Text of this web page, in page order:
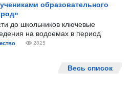
образовательного
до школьников ключевые
на водоемах в период
2825
Весь список